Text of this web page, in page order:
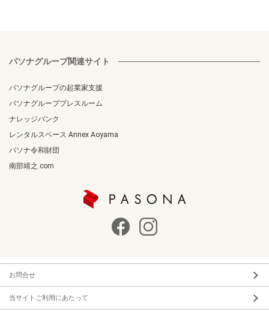
パソナグループ関連サイト
パソナグループの起業家支援
パソナグループプレスルーム
ナレッジバンク
レンタルスペース Annex Aoyama
パソナ令和財団
南部靖之.com
お問合せ
当サイトご利用にあたって